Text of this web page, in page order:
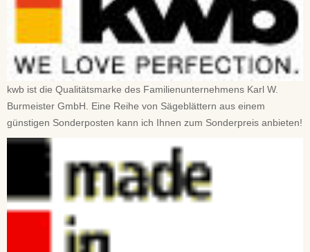
kwb ist die Qualitätsmarke des Familienunternehmens Karl W.
Burmeister GmbH. Eine Reihe von Sägeblättern aus einem
günstigen Sonderposten kann ich Ihnen zum Sonderpreis anbieten!